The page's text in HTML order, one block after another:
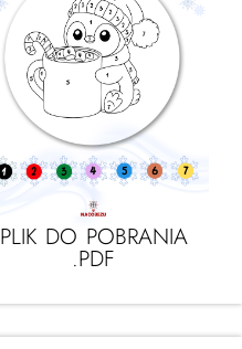
PLIK DO POBRANIA
.PDF